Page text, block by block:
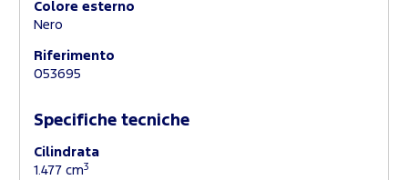
Colore esterno
Nero
Riferimento
053695
Specifiche tecniche
Cilindrata
1.477 cm3